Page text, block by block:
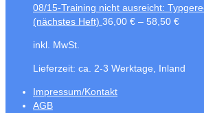
08/15-Training nicht ausreicht:
(nächstes Heft) 36,00 € – 58,50 €
inkl. MwSt.
Lieferzeit: ca. 2-3 Werktage, Inland
Impressum/Kontakt
AGB